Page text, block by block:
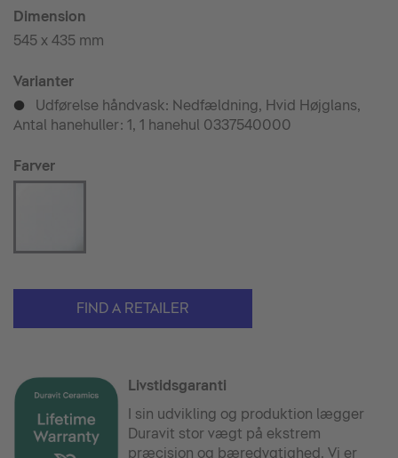
Dimension
545 x 435 mm
Varianter
p
Udførelse håndvask: Nedfældning, Hvid Højglans,
Antal hanehuller: 1, 1 hanehul 0337540000
Farver
FIND A RETAILER
Livstidsgaranti
I sin udvikling og produktion lægger
Duravit stor vægt på ekstrem
præcision og bæredygtighed. Vi er